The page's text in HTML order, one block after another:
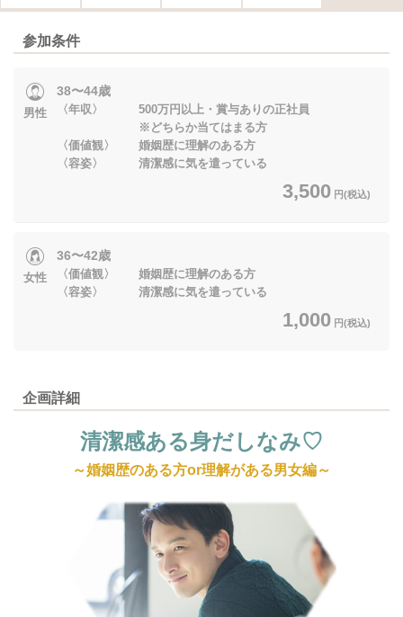
参加条件
男性
38〜44歳
〈年収〉 500万円以上・賞与ありの正社員
※どちらか当てはまる方
〈価値観〉 婚姻歴に理解のある方
〈容姿〉 清潔感に気を遣っている
3,500 円(税込)
女性
36〜42歳
〈価値観〉 婚姻歴に理解のある方
〈容姿〉 清潔感に気を遣っている
1,000 円(税込)
企画詳細
清潔感ある身だしなみ♡
～婚姻歴のある方or理解がある男女編～